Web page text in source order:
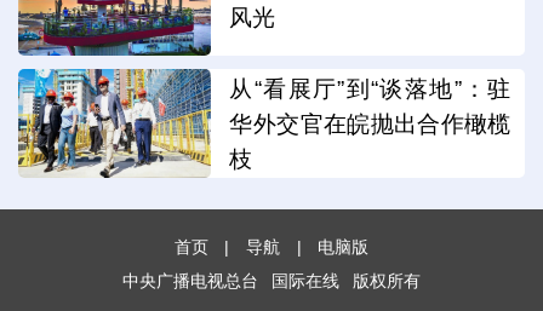
风光
从“看展厅”到“谈落地”：驻
华外交官在皖抛出合作橄榄
枝
首页 | 导航 |
电脑版
中央广播电视总台
国际在线 版权所有